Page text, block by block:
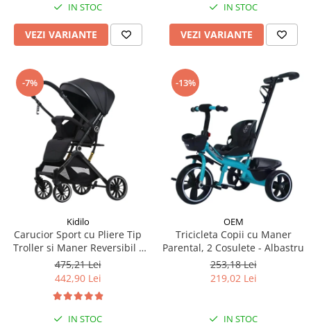
IN STOC
VEZI VARIANTE
IN STOC
VEZI VARIANTE
-7%
Kidilo
Carucior Sport cu Pliere Tip
Troller si Maner Reversibil -
Negru
475,21 Lei
442,90 Lei
IN STOC
-13%
OEM
Tricicleta Copii cu Maner
Parental, 2 Cosulete - Albastru
253,18 Lei
219,02 Lei
IN STOC